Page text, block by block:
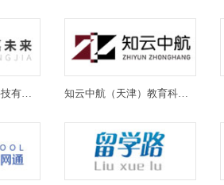
北京中嘉未来教育科技有限公司 知云中航（天津）教育科技有限公司